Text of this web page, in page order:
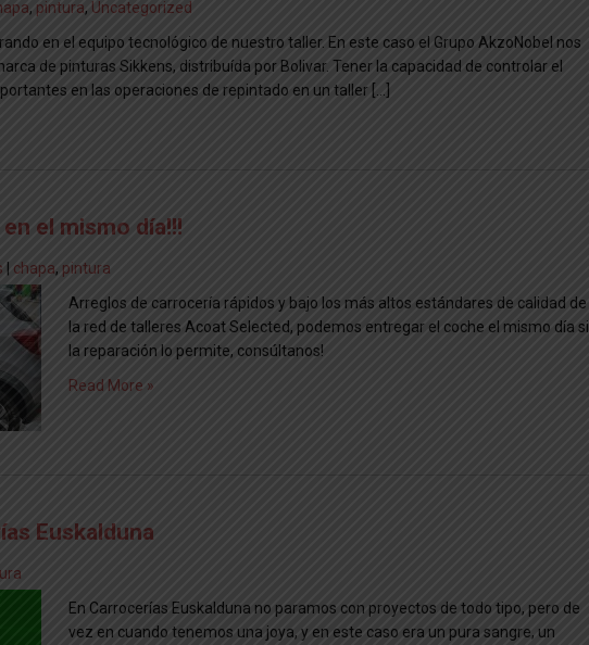
, pintura, Uncategorized
en el equipo tecnológico de nuestro taller. En este caso el Grupo AkzoNobel nos
de pinturas Sikkens, distribuída por Bolivar. Tener la capacidad de controlar el
en las operaciones de repintado en un taller […]
el mismo día!!!​
chapa, pintura
Arreglos de carrocería rápidos y bajo los más altos estándares de calidad de
la red de talleres Acoat Selected, podemos entregar el coche el mismo día si
la reparación lo permite, consúltanos!
Read More »
Euskalduna
En Carrocerías Euskalduna no paramos con proyectos de todo tipo, pero de
vez en cuando tenemos una joya, y en este caso era un pura sangre, un